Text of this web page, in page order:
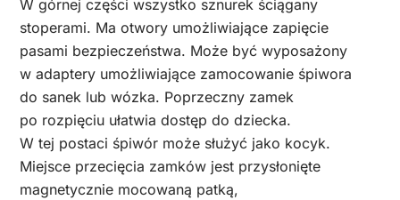
W górnej części wszystko sznurek ściągany
stoperami. Ma otwory umożliwiające zapięcie
pasami bezpieczeństwa. Może być wyposażony
w adaptery umożliwiające zamocowanie śpiwora
do sanek lub wózka. Poprzeczny zamek
po rozpięciu ułatwia dostęp do dziecka.
W tej postaci śpiwór może służyć jako kocyk.
Miejsce przecięcia zamków jest przysłonięte
magnetycznie mocowaną patką,